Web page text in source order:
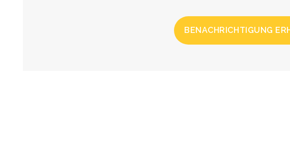
BENACHRICHTIGUNG